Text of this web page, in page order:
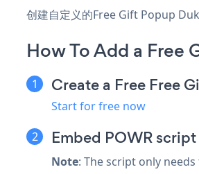
创建自定义的Free Gift Popup
How To Add a Free
Create a Free Free
Start for free now
Embed POWR
Note: The script only